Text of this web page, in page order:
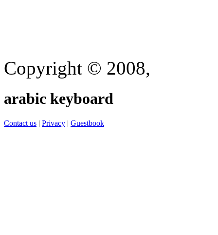
Copyright © 2008,
arabic keyboard
Contact us | Privacy | Guestbook